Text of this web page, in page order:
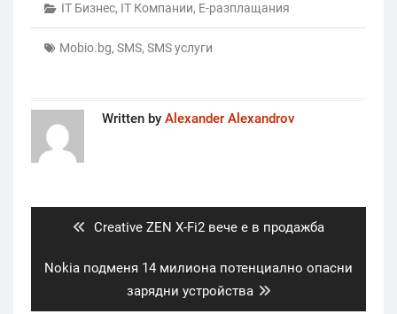
IT Бизнес, IT Компании, Е-разплащания
Mobio.bg, SMS, SMS услуги
Written by Alexander Alexandrov
Previous
Creative ZEN X-Fi2 вече е в продажба
Next
Nokia подменя 14 милиона потенциално опасни
зарядни устройства